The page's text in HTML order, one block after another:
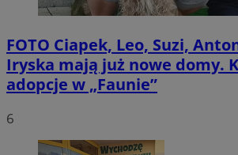
FOTO Ciapek, Leo, Suzi,
Iryska mają już nowe domy.
adopcje w „Faunie”
6